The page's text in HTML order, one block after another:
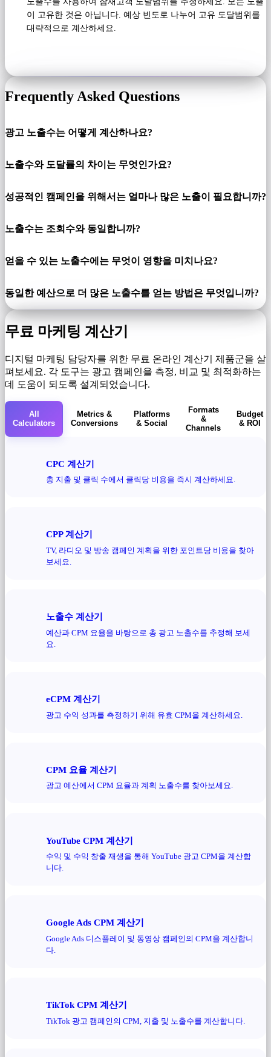
이 고유한 것은 아닙니다. 예상 빈도로 나누어 고유 도달범위를
대략적으로 계산하세요.
Frequently Asked Questions
광고 노출수는 어떻게 계산하나요?
노출수와 도달률의 차이는 무엇인가요?
성공적인 캠페인을 위해서는 얼마나 많은 노출이 필요합니까?
노출수는 조회수와 동일합니까?
얻을 수 있는 노출수에는 무엇이 영향을 미치나요?
동일한 예산으로 더 많은 노출수를 얻는 방법은 무엇입니까?
무료 마케팅 계산기
디지털 마케팅 담당자를 위한 무료 온라인 계산기 제품군을 살
펴보세요. 각 도구는 광고 캠페인을 측정, 비교 및 ​​최적화하는
데 도움이 되도록 설계되었습니다.
All
Calculators
Metrics &
Conversions
Platforms
& Social
Formats
&
Channels
Budget
& ROI
CPC 계산기
총 지출 및 클릭 수에서 클릭당 비용을 즉시 계산하세요.
CPP 계산기
TV, 라디오 및 방송 캠페인 계획을 위한 포인트당 비용을 찾아
보세요.
노출수 계산기
예산과 CPM 요율을 바탕으로 총 광고 노출수를 추정해 보세
요.
eCPM 계산기
광고 수익 성과를 측정하기 위해 유효 CPM을 계산하세요.
CPM 요율 계산기
광고 예산에서 CPM 요율과 계획 노출수를 찾아보세요.
YouTube CPM 계산기
수익 및 수익 창출 재생을 통해 YouTube 광고 CPM을 계산합
니다.
Google Ads CPM 계산기
Google Ads 디스플레이 및 동영상 캠페인의 CPM을 계산합니
다.
TikTok CPM 계산기
TikTok 광고 캠페인의 CPM, 지출 및 노출수를 계산합니다.